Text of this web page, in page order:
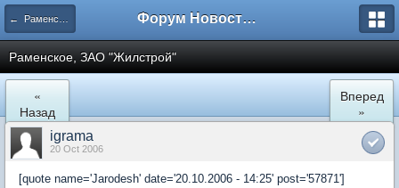
← Раменское Форум Новостройки
Раменское, ЗАО "Жилстрой"
«
Назад
Вперед
»
igrama
20 Oct 2006
[quote name='Jarodesh' date='20.10.2006 - 14:25' post='57871']